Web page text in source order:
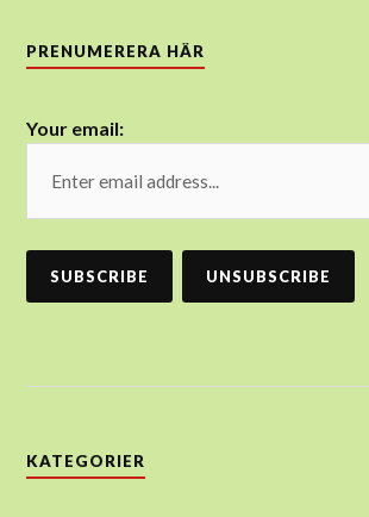
PRENUMERERA HÄR
Your email:
KATEGORIER